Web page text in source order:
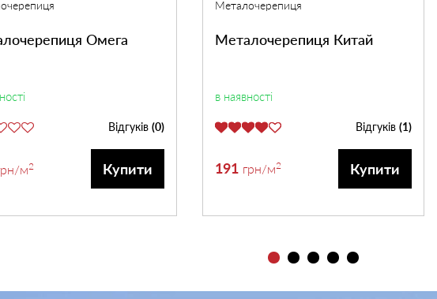
Омега
Відгуків (0)
/м2 Купити
Металочерепиця
Металочерепиця Китай
в наявності
Відгуків (1)
191 грн/м2 Купити